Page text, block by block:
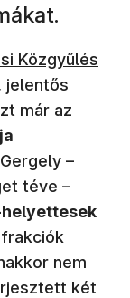
Közgyűlés
jelentős
már az
–
téve –
nem
két